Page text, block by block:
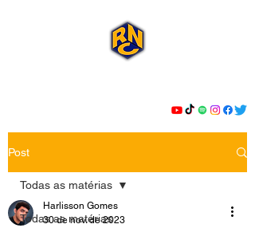
Post
Todas as matérias
Todas as matérias
Harlisson Gomes
30 de nov. de 2023